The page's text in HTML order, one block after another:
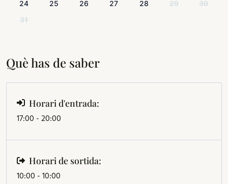
24
25 26 27 28 29
30
31
Què has de saber
Horari d'entrada:
17:00 - 20:00
Horari de sortida:
10:00 - 10:00